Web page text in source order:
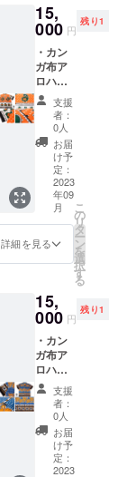
でした
らご希
望承る
ことも
可能で
す！備
考欄へ
の記載
をお願
い致し
ます！
・名古
屋のア
フリカ
布ブラ
ンド
〝L〟オ
リジナ
ルス
カー
（サイ
ズは
8cm×5
cm） ・
お礼の
メッ
セージ
たお客
様には
こちら
から、
ご購入
時にご
入力い
ただく
メール
アドレ
ス宛に
連絡さ
せてい
ただき
ます。
発送
は、プ
ロジェ
クト後
ます
が、
オー
ダー内
容の承
りはご
購入後
すぐに
開始い
ただけ
ます。
（ご注
文いた
布は20
種類以
上の
Woodin
を使用
しまし
た。 布
とプチ
チャー
ムはお
選びい
ただけ
ないの
です
が、も
望があ
りまし
チャー
ムのみ
でした
らご希
望承る
ことも
可能で
す！備
考欄へ
の記載
をお願
い致し
ます！
ないの
です
が、も
しご希
望があ
りまし
たら
チャー
ムのみ
でした
らご希
望承る
ことも
可能で
す！備
の記載
をお願
・名古
屋のア
フリカ
布ブラ
ンド
〝L〟オ
リジナ
ルス
テッ
カー
（サイ
ズは
と星の
プチ
ムもつ
いてま
すよ！
プチア
フリカ
布は20
種類以
上の
Woodin
を使用
しまし
た。 布
チャー
ムはお
ないの
です
が、も
しご希
望があ
りまし
たら
チャー
ムのみ
でした
らご希
望承る
長
11cm。
Lのロゴ
は横
３.2cm
×縦
３.5cm
・素材
は亜鉛
合金素
材＋金
色メッ
キ） プ
チアフ
リカ布
とLロゴ
の
と星の
プチ
ムもつ
いてま
すよ！
プチア
フリカ
布は20
種類以
上の
Woodin
袖幅
約
34.5cm
着丈
約
57.5cm
袖丈
約21cm
・名古
屋のア
フリカ
布ブラ
ンド
〝L〟オ
リジナ
ル
チャー
長
11cm。
Lのロゴ
は横
３.2cm
×縦
３.5cm
・素材
は亜鉛
合金素
材＋金
色メッ
15,
000 円
残り1
・カン
ガ布ア
ロハ
シャ
ツ M
サイズ
⑧ ★サ
イズ詳
細 ＜M
サイズ
＞ 肩幅
約39cm
身幅 約
100cm
胸囲
約
袖幅
約
34.5cm
着丈
約
57.5cm
袖丈
約21cm
・名古
屋のア
フリカ
布ブラ
ンド
支援
者：
0人
お届
け予
定：
2023
年09
月
詳細を見る
こ
の
リ
タ
ー
ン
を
選
択
す
る
15,
000 円
残り1
・カン
ガ布ア
ロハ
シャ
ツ M
サイズ
⑨ ★サ
イズ詳
細 ＜M
サイズ
支援
者：
0人
お届
け予
定：
2023